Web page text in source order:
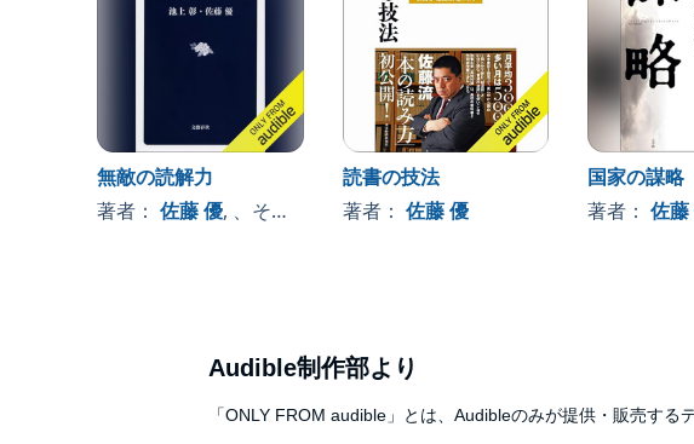
無敵の読解力
著者： 佐藤 優, 、その他
読書の技法
著者： 佐藤 優
国家の謀略
著者：佐藤
Audible制作部より
「ONLY FROM audible」とは、Audibleのみが提供・販売す